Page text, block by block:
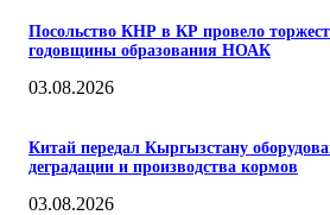
Посольство КНР в КР провело
годовщины образования НОАК
03.08.2026
Китай передал Кыргызстану
деградации и производства кормов
03.08.2026